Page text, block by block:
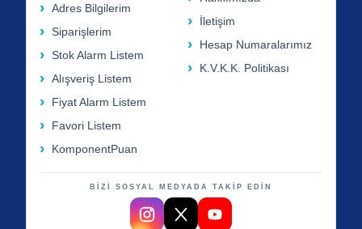
Adres Bilgilerim
Siparişlerim
Stok Alarm Listem
Alışveriş Listem
Fiyat Alarm Listem
Favori Listem
KomponentPuan
İletişim
Hesap Numaralarımız
K.V.K.K. Politikası
BİZİ SOSYAL MEDYADA TAKİP EDİN